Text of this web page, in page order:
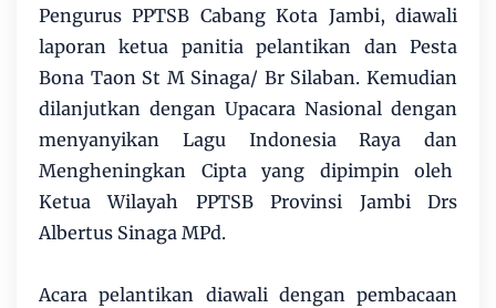
Pengurus PPTSB Cabang Kota Jambi, diawali
laporan ketua panitia pelantikan dan Pesta
Bona Taon St M Sinaga/ Br Silaban. Kemudian
dilanjutkan dengan Upacara Nasional dengan
menyanyikan Lagu Indonesia Raya dan
Mengheningkan Cipta yang dipimpin oleh
Ketua Wilayah PPTSB Provinsi Jambi Drs
Albertus Sinaga MPd.
Acara pelantikan diawali dengan pembacaan